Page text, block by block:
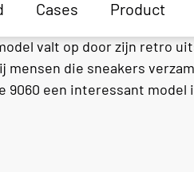
Cases Product
valt op door zijn retro
die sneakers
9060 een interessant model